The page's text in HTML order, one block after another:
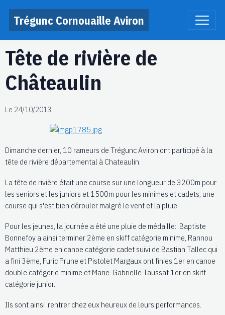
Trégunc Cornouaille Aviron
Tête de rivière de
Châteaulin
Le 24/10/2013
Dimanche dernier, 10 rameurs de Trégunc Aviron ont participé à la
tête de rivière départemental à Chateaulin.
La tête de rivière était une course sur une longueur de 3200m pour
les seniors et les juniors et 1500m pour les minimes et cadets, une
course qui s'est bien dérouler malgré le vent et la pluie.
Pour les jeunes, la journée a été une pluie de médaille: Baptiste
Bonnefoy a ainsi terminer 2ème en skiff catégorie minime, Rannou
Matthieu 2ème en canoe catégorie cadet suivi de Bastian Tallec qui
a fini 3ème, Furic Prune et Pistolet Margaux ont finies 1er en canoe
double catégorie minime et Marie-Gabrielle Taussat 1er en skiff
catégorie junior.
Ils sont ainsi rentrer chez eux heureux de leurs performances.